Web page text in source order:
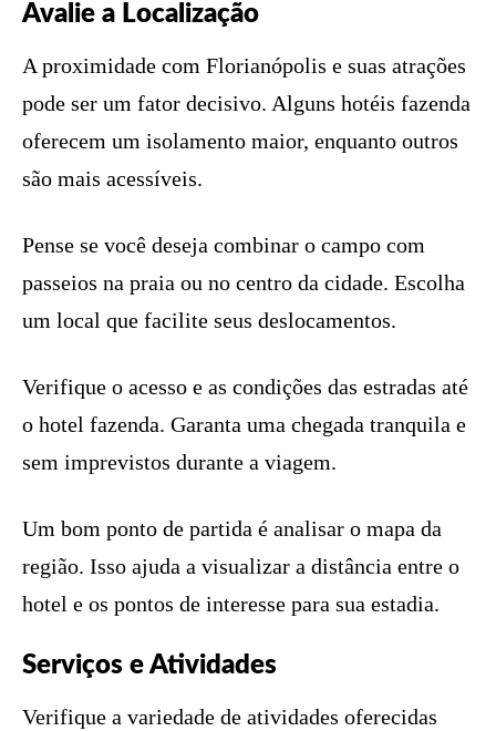
Avalie a Localização
A proximidade com Florianópolis e suas atrações
pode ser um fator decisivo. Alguns hotéis fazenda
oferecem um isolamento maior, enquanto outros
são mais acessíveis.
Pense se você deseja combinar o campo com
passeios na praia ou no centro da cidade. Escolha
um local que facilite seus deslocamentos.
Verifique o acesso e as condições das estradas até
o hotel fazenda. Garanta uma chegada tranquila e
sem imprevistos durante a viagem.
Um bom ponto de partida é analisar o mapa da
região. Isso ajuda a visualizar a distância entre o
hotel e os pontos de interesse para sua estadia.
Serviços e Atividades
Verifique a variedade de atividades oferecidas